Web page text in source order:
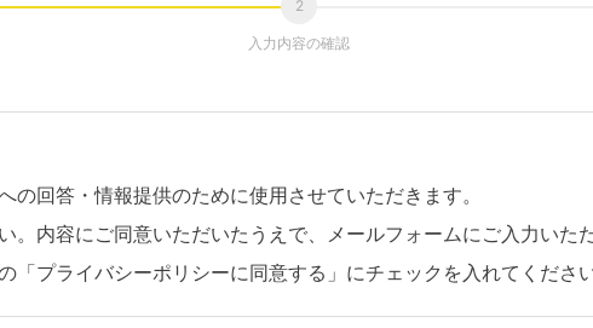
入力内容の確認
回答・情報提供のために使用させていただきます。
。内容にご同意いただいたうえで、メールフォームにご入力いた
「プライバシーポリシーに同意する」にチェックを入れてください